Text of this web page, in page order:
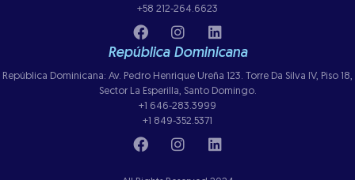
+58 212-264.6623
República Dominicana
República Dominicana: Av. Pedro Henrique Ureña 123. Torre Da Silva IV, Piso 18,
Sector La Esperilla, Santo Domingo.
+1 646-283.3999
+1 849-352.5371